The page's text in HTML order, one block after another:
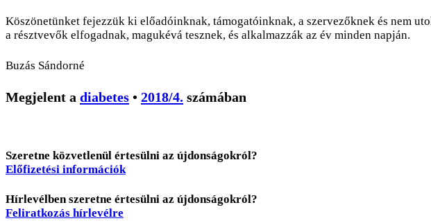
Köszönetünket fejezzük ki előadóinknak, támogatóinknak, a szervezőknek és nem
a résztvevők elfogadnak, magukévá tesznek, és alkalmazzák az év minden napján.
Buzás Sándorné
Megjelent a diabetes • 2018/4. számában
Szeretne közvetlenül értesülni az újdonságokról?
Előfizetési információk
Hírlevélben szeretne értesülni az újdonságokról?
Feliratkozás hírlevélre